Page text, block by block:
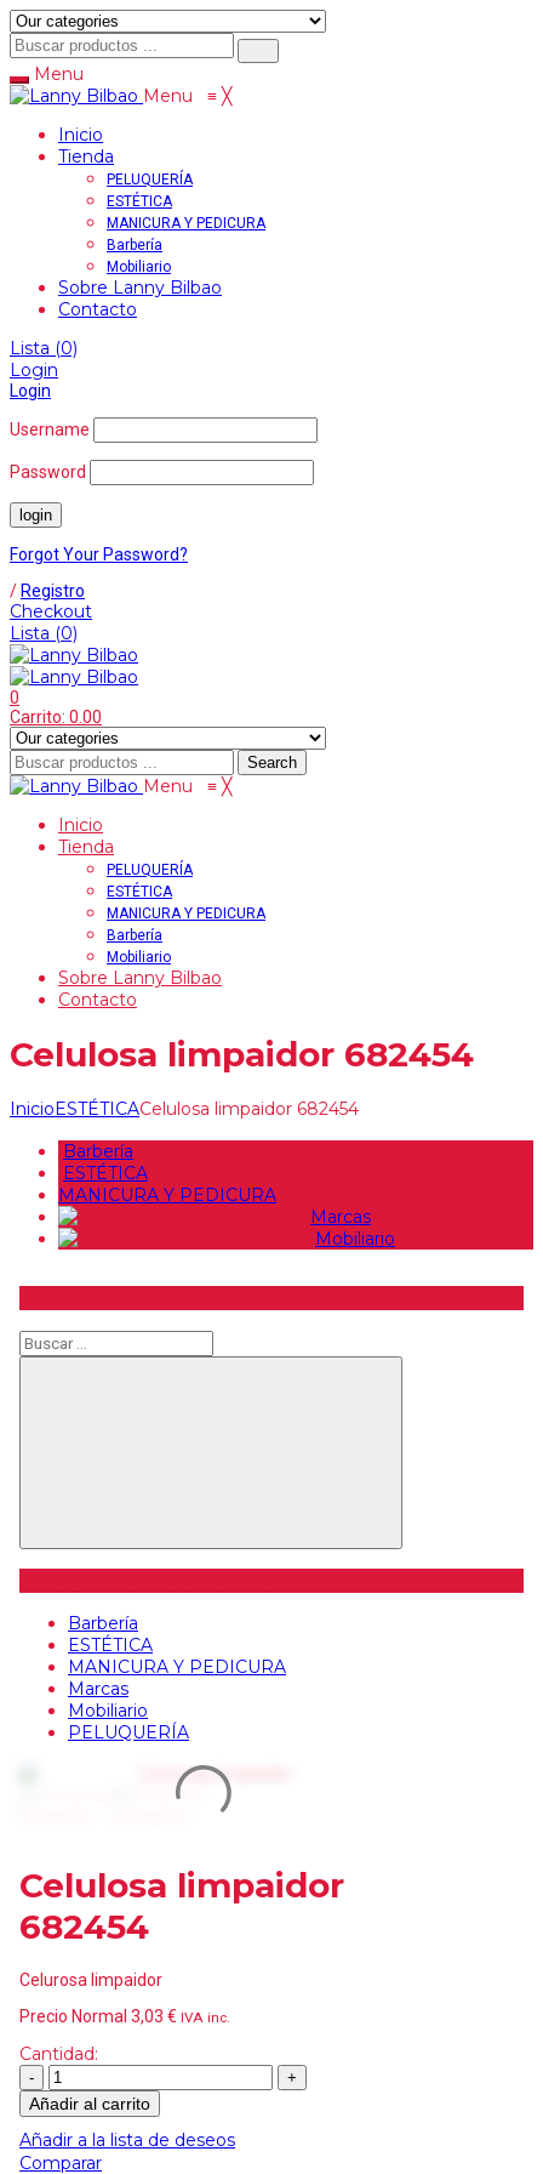
Menu
Menu ≡ ╳
Inicio
Tienda
PELUQUERÍA
ESTÉTICA
MANICURA Y PEDICURA
Barbería
Mobiliario
Sobre Lanny Bilbao
Contacto
Lista (0)
Login
Login
Username
Password
Forgot Your Password?
/ Registro
Checkout
Lista (0)
0
Carrito: 0.00
Search
Menu ≡ ╳
Inicio
Tienda
PELUQUERÍA
ESTÉTICA
MANICURA Y PEDICURA
Barbería
Mobiliario
Sobre Lanny Bilbao
Contacto
Celulosa limpaidor 682454
InicioESTÉTICACelulosa limpaidor 682454
Barbería
ESTÉTICA
MANICURA Y PEDICURA
Marcas
Mobiliario
Buscar
Barbería
ESTÉTICA
MANICURA Y PEDICURA
Marcas
Mobiliario
PELUQUERÍA
Celulosa limpaidor
682454
Celurosa limpaidor
Precio Normal 3,03 € IVA inc.
Cantidad:
Añadir al carrito
Añadir a la lista de deseos
Comparar